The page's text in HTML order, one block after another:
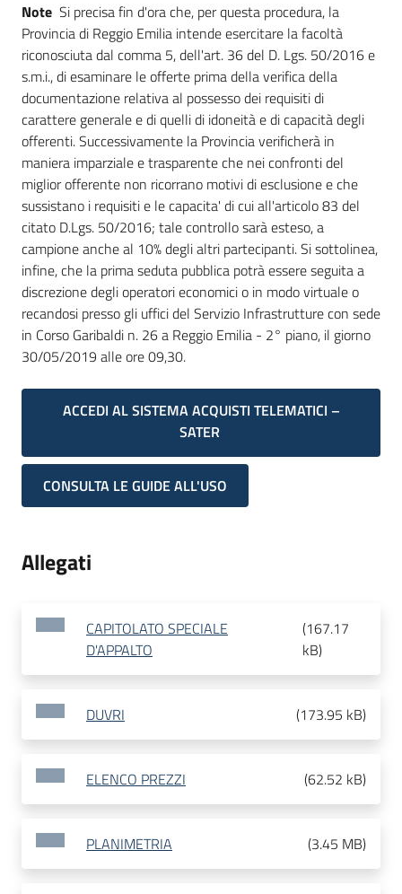
Note Si precisa fin d'ora che, per questa procedura, la
Provincia di Reggio Emilia intende esercitare la facoltà
riconosciuta dal comma 5, dell'art. 36 del D. Lgs. 50/2016 e
s.m.i., di esaminare le offerte prima della verifica della
documentazione relativa al possesso dei requisiti di
carattere generale e di quelli di idoneità e di capacità degli
offerenti. Successivamente la Provincia verificherà in
maniera imparziale e trasparente che nei confronti del
miglior offerente non ricorrano motivi di esclusione e che
sussistano i requisiti e le capacita' di cui all'articolo 83 del
citato D.Lgs. 50/2016; tale controllo sarà esteso, a
campione anche al 10% degli altri partecipanti. Si sottolinea,
infine, che la prima seduta pubblica potrà essere seguita a
discrezione degli operatori economici o in modo virtuale o
recandosi presso gli uffici del Servizio Infrastrutture con sede
in Corso Garibaldi n. 26 a Reggio Emilia - 2° piano, il giorno
30/05/2019 alle ore 09,30.
ACCEDI AL SISTEMA ACQUISTI TELEMATICI –
SATER
CONSULTA LE GUIDE ALL'USO
Allegati
CAPITOLATO SPECIALE
D'APPALTO
(167.17
kB)
DUVRI (173.95 kB)
ELENCO PREZZI (62.52 kB)
PLANIMETRIA (3.45 MB)